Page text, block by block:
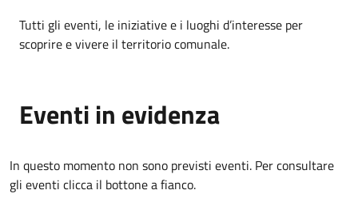
Tutti gli eventi, le iniziative e i luoghi d’interesse per
scoprire e vivere il territorio comunale.
Eventi in evidenza
In questo momento non sono previsti eventi. Per consultare
gli eventi clicca il bottone a fianco.